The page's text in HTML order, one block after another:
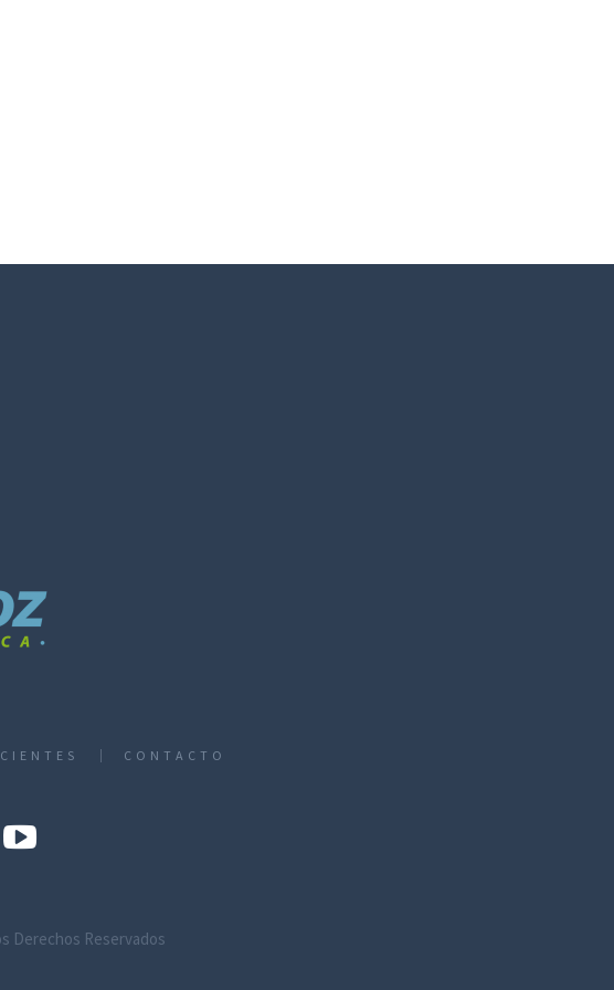
CONTACTO
Derechos Reservados